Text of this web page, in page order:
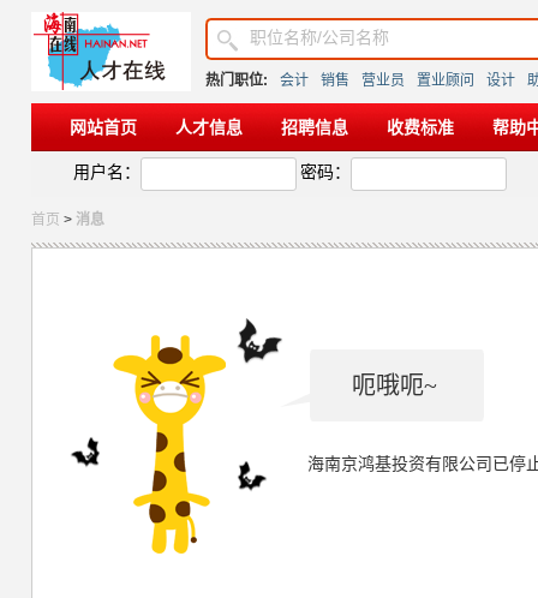
热门职位: 会计 销售 营业员 置业顾问 设计
网站首页 人才信息 招聘信息 收费标准 帮助
用户名： 密码：
首页 > 消息
呃哦呃~
海南京鸿基投资有限公司已停